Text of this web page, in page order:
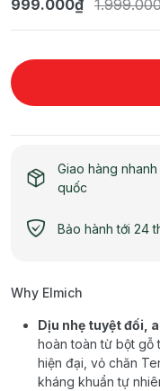
999.000₫
Giao hàng
quốc
Bảo hành tới 24
Why Elmich
Dịu nhẹ tuyệt đối,
hoàn toàn từ bột gỗ
hiện đại, vỏ chăn
kháng khuẩn tự